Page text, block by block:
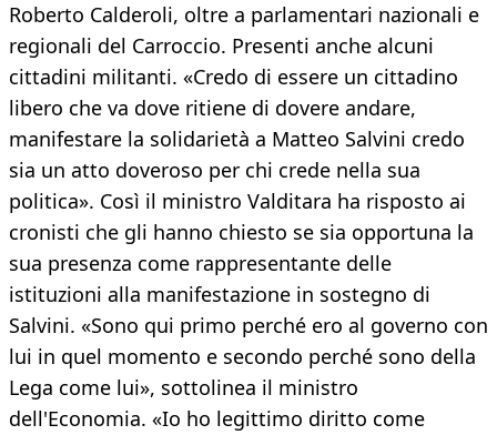
Roberto Calderoli, oltre a parlamentari nazionali e
regionali del Carroccio. Presenti anche alcuni
cittadini militanti. «Credo di essere un cittadino
libero che va dove ritiene di dovere andare,
manifestare la solidarietà a Matteo Salvini credo
sia un atto doveroso per chi crede nella sua
politica». Così il ministro Valditara ha risposto ai
cronisti che gli hanno chiesto se sia opportuna la
sua presenza come rappresentante delle
istituzioni alla manifestazione in sostegno di
Salvini. «Sono qui primo perché ero al governo con
lui in quel momento e secondo perché sono della
Lega come lui», sottolinea il ministro
dell'Economia. «Io ho legittimo diritto come